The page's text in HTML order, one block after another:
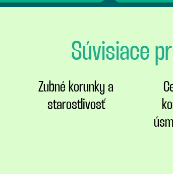
Súvisiace
Zubné korunky a
starostlivosť